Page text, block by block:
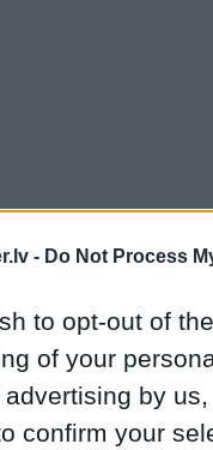
- Do Not Process
to opt-out of
of your
by
confirm your